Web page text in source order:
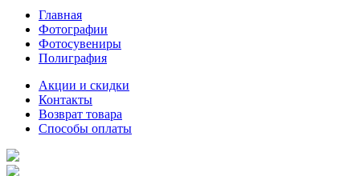
Главная
Фотографии
Фотосувениры
Полиграфия
Акции и скидки
Контакты
Возврат товара
Способы оплаты